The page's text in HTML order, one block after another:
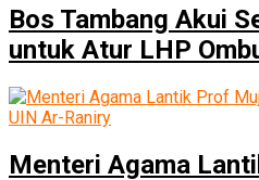
Bos Tambang Akui
untuk Atur LHP
Menteri Agama